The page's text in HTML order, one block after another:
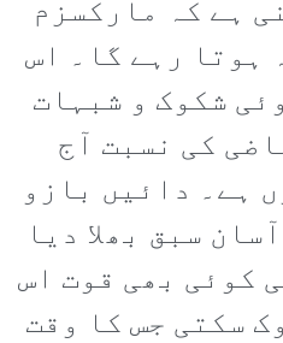
ہے کہ مارکسزم
ہوتا رہے گا۔ اس
شکوک و شبہات
کی نسبت آج
ہے۔ دائیں بازو
سبق بھلا دیا
کوئی بھی قوت اس
سکتی جس کا وقت